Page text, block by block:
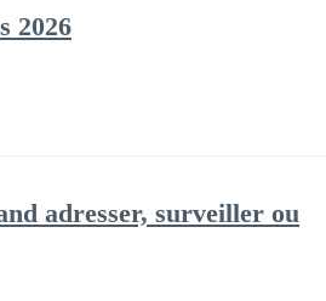
2026
adresser, surveiller ou